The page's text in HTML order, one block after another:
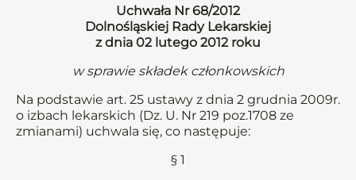
Uchwała Nr 68/2012
Dolnośląskiej Rady Lekarskiej
z dnia 02 lutego 2012 roku
w sprawie składek członkowskich
Na podstawie art. 25 ustawy z dnia 2 grudnia 2009r.
o izbach lekarskich (Dz. U. Nr 219 poz.1708 ze
zmianami) uchwala się, co następuje:
§ 1